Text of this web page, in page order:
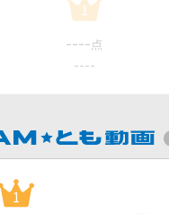
1
---- 点
----
1